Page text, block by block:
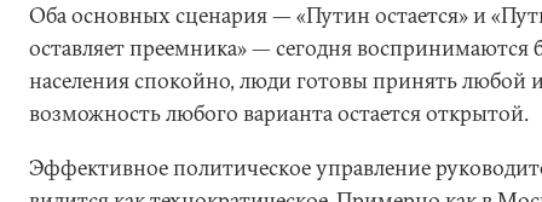
Оба основных сценария — «Путин остается» и
оставляет преемника» — сегодня
населения спокойно, люди готовы принять любой
возможность любого варианта остается открытой.
Эффективное политическое управление